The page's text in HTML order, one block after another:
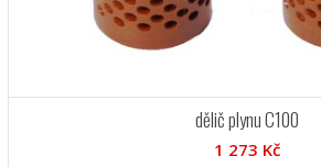
dělič plynu C100
1 273 Kč